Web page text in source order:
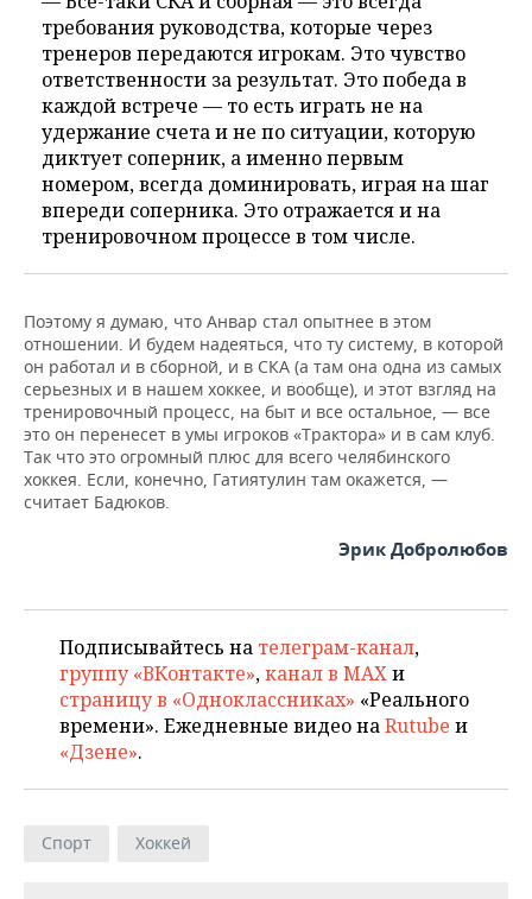
требования руководства, которые через
тренеров передаются игрокам. Это чувство
ответственности за результат. Это победа в
каждой встрече — то есть играть не на
удержание счета и не по ситуации, которую
диктует соперник, а именно первым
номером, всегда доминировать, играя на шаг
впереди соперника. Это отражается и на
тренировочном процессе в том числе.
Поэтому я думаю, что Анвар стал опытнее в этом
отношении. И будем надеяться, что ту систему, в которой
он работал и в сборной, и в СКА (а там она одна из самых
серьезных и в нашем хоккее, и вообще), и этот взгляд на
тренировочный процесс, на быт и все остальное, — все
это он перенесет в умы игроков «Трактора» и в сам клуб.
Так что это огромный плюс для всего челябинского
хоккея. Если, конечно, Гатиятулин там окажется, —
считает Бадюков.
Эрик Добролюбов
Подписывайтесь на телеграм-канал,
группу «ВКонтакте»,канал в MAXи
страницу в «Одноклассниках» «Реального
времени». Ежедневные видео наRutube и
«Дзене».
Спорт Хоккей